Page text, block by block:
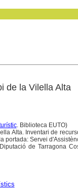
de la Vilella Alta
. Biblioteca EUTO)
Alta. Inventari de
portada: Servei
de Tarragona